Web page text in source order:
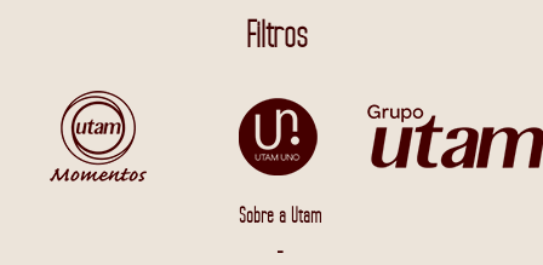
Filtros
Sobre a Utam
-